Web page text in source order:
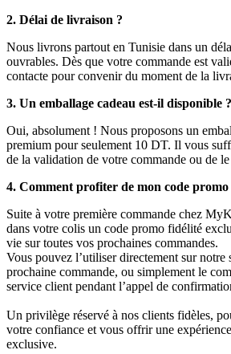
2. Délai de livraison ?
Nous livrons partout en Tunisie dans un
ouvrables. Dès que votre commande est
contacte pour convenir du moment de la
3. Un emballage cadeau est-il disponible ?
Oui, absolument ! Nous proposons un
premium pour seulement 10 DT. Il vous
de la validation de votre commande ou de
4. Comment profiter de mon code promo
Suite à votre première commande chez
dans votre colis un code promo fidélité
vie sur toutes vos prochaines commandes.
Vous pouvez l’utiliser directement sur notre
prochaine commande, ou simplement le
service client pendant l’appel de
Un privilège réservé à nos clients fidèles,
votre confiance et vous offrir une
exclusive.